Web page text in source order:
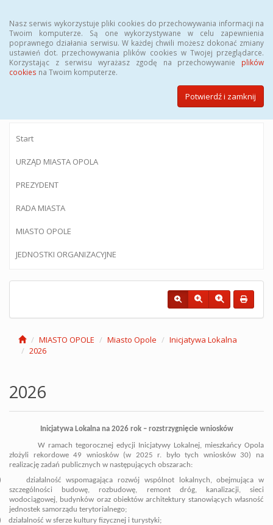
Nasz serwis wykorzystuje pliki cookies do przechowywania informacji na
Twoim komputerze. Są one wykorzystywane w celu zapewnienia
poprawnego działania serwisu. W każdej chwili możesz dokonać zmiany
ustawień dot. przechowywania plików cookies w Twojej przeglądarce.
Korzystając z serwisu wyrażasz zgodę na przechowywanie plików
cookies na Twoim komputerze.
Potwierdź i zamknij
BIULETYN INFORMACJI PUBLICZNEJ
Urzędu Miasta Opola
Start
URZĄD MIASTA OPOLA
PREZYDENT
RADA MIASTA
MIASTO OPOLE
JEDNOSTKI ORGANIZACYJNE
MIASTO OPOLE Miasto Opole
Inicjatywa Lokalna
2026
2026
Inicjatywa Lokalna na 2026 rok – rozstrzygnięcie wniosków
W ramach tegorocznej edycji Inicjatywy Lokalnej, mieszkańcy Opola
złożyli rekordowe 49 wniosków (w 2025 r. było tych wniosków 30) na
realizację zadań publicznych w następujących obszarach:
działalność wspomagająca rozwój wspólnot lokalnych, obejmująca w
szczególności budowę, rozbudowę, remont dróg, kanalizacji, sieci
wodociągowej, budynków oraz obiektów architektury stanowiących własność
jednostek samorządu terytorialnego;
działalność w sferze kultury fizycznej i turystyki;